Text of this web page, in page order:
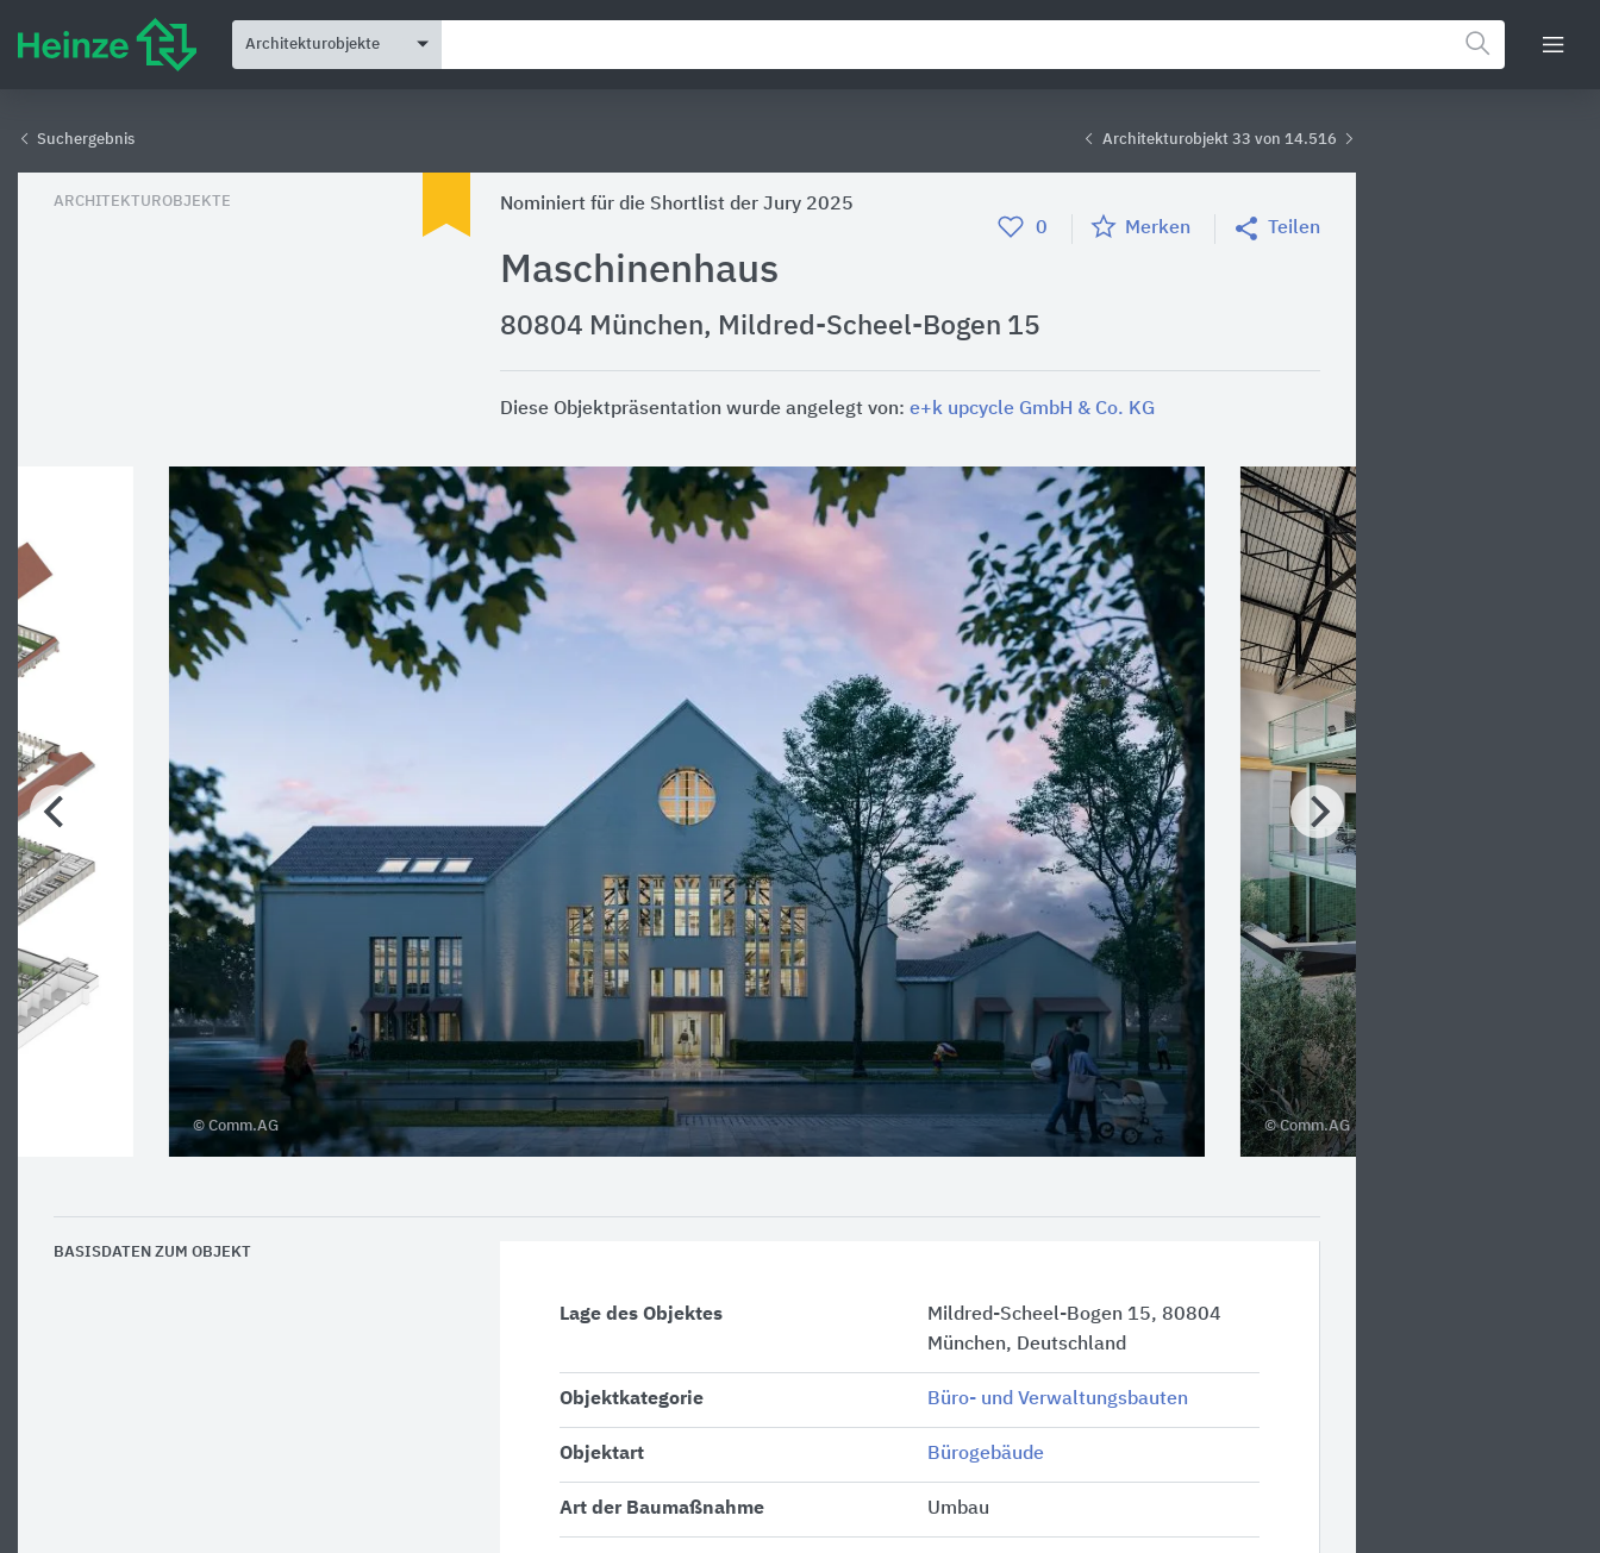
Architekturobjekte
Suchergebnis Architekturobjekt 33 von 14.516
ARCHITEKTUROBJEKTE
Nominiert für die Shortlist der Jury 2025
0
Merken Teilen
Maschinenhaus
80804 München, Mildred-Scheel-Bogen 15
Diese Objektpräsentation wurde angelegt von: e+k upcycle GmbH & Co. KG
© Comm.AG © Comm.AG
BASISDATEN ZUM OBJEKT
Lage des Objektes
Mildred-Scheel-Bogen 15, 80804
München, Deutschland
Objektkategorie Büro- und Verwaltungsbauten
Objektart Bürogebäude
Art der Baumaßnahme Umbau